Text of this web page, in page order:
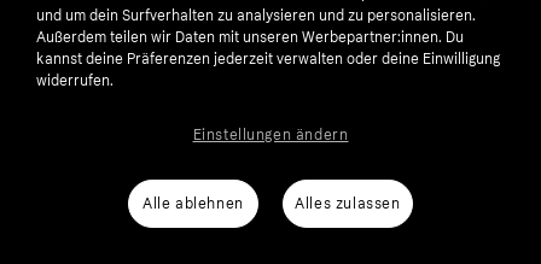
und um dein Surfverhalten zu analysieren und zu personalisieren.
Außerdem teilen wir Daten mit unseren Werbepartner:innen. Du
kannst deine Präferenzen jederzeit verwalten oder deine Einwilligung
widerrufen.
Alle ablehnen Alles zulassen
Einstellungen ändern